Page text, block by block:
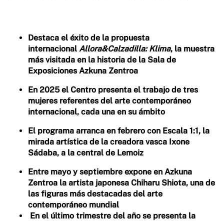
Destaca el éxito de la propuesta
internacional Allora&Calzadilla: Klima, la muestra
más visitada en la historia de la Sala de
Exposiciones Azkuna Zentroa
En 2025 el Centro presenta el trabajo de tres
mujeres referentes del arte contemporáneo
internacional, cada una en su ámbito
El programa arranca en febrero con Escala 1:1, la
mirada artística de la creadora vasca Ixone
Sádaba, a la central de Lemoiz
Entre mayo y septiembre expone en Azkuna
Zentroa la artista japonesa Chiharu Shiota, una de
las figuras más destacadas del arte
contemporáneo mundial
En el último trimestre del año se presenta la